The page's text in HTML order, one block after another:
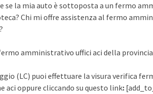
se la mia auto è sottoposta a un fermo
Chi mi offre assistenza al fermo
amministrativo uffici aci della provincia
(LC) puoi effettuare la visura verifica
aci oppure cliccando su questo link: